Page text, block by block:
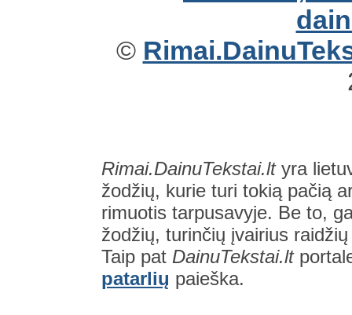
©
Rimai.DainuTekstai.ltyra
žodžių, kurie turi tokią pačią
rimuotis tarpusavyje. Be to,
žodžių, turinčių įvairius
Taip pat DainuTekstai.lt
patarlių paieška.